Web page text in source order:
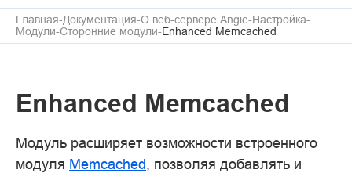
Главная Документация О веб-сервере Angie Настройка
Модули Сторонние модули Enhanced Memcached
Enhanced Memcached
Модуль расширяет возможности встроенного
модуля Memcached, позволяя добавлять и